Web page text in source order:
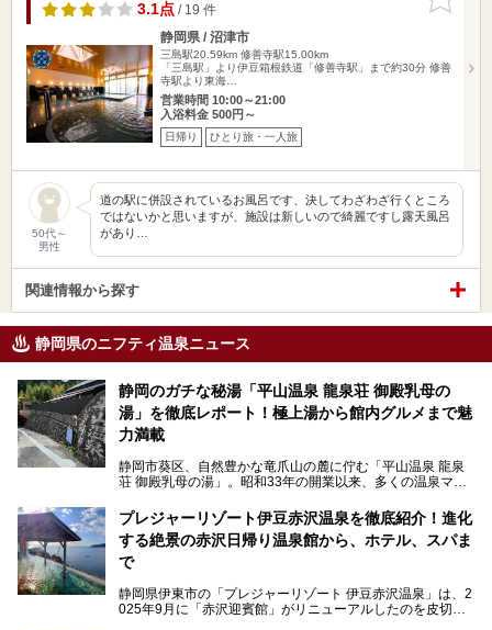
りに追加
3.1点/ 19 件
静岡県 / 沼津市
三島駅20.59km 修善寺駅15.00km
「三島駅」より伊豆箱根鉄道「修善寺駅」まで約30分 修善
寺駅より東海…
営業時間 10:00～21:00
入浴料金 500円～
日帰り ひとり旅・一人旅
50代～
男性
道の駅に併設されているお風呂です、決してわざわざ行くところ
ではないかと思いますが、施設は新しいので綺麗ですし露天風呂
があり…
関連情報から探す
静岡県のニフティ温泉ニュース
静岡のガチな秘湯「平山温泉 龍泉荘 御殿乳母の
湯」を徹底レポート！極上湯から館内グルメまで魅
力満載
静岡市葵区、自然豊かな竜爪山の麓に佇む「平山温泉 龍泉
荘 御殿乳母の湯」。昭和33年の開業以来、多くの温泉マニ
極上温泉です。お湯はもちろん、実はグルメも揃っているん
です。多くのファンを持つ、その圧倒的なこだわりと魅力を
解説します。
プレジャーリゾート伊豆赤沢温泉を徹底紹介！進化
する絶景の赤沢日帰り温泉館から、ホテル、スパま
で
静岡県伊東市の「プレジャーリゾート 伊豆赤沢温泉」は、2
025年9月に「赤沢迎賓館」がリニューアルしたのを皮切り